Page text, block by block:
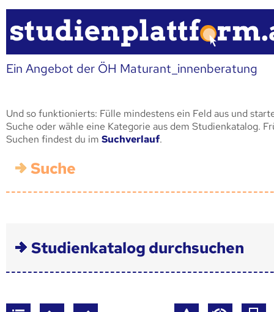
Ein Angebot der ÖH Maturant_innenberatung
Und so funktionierts: Fülle mindestens ein Feld aus und
Suche oder wähle eine Kategorie aus dem Studienkatalog.
Suchen findest du im Suchverlauf.
Suche
Studienkatalog durchsuchen